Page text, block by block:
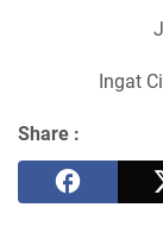
Ingat
Share :